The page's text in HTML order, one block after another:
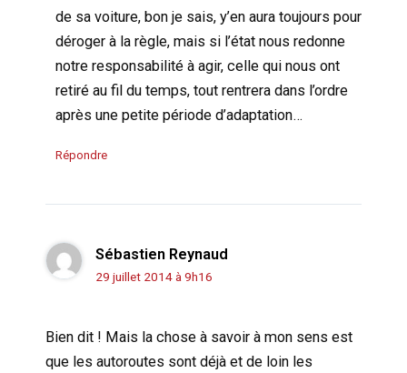
de sa voiture, bon je sais, y’en aura toujours pour
déroger à la règle, mais si l’état nous redonne
notre responsabilité à agir, celle qui nous ont
retiré au fil du temps, tout rentrera dans l’ordre
après une petite période d’adaptation…
Répondre
Sébastien Reynaud
29 juillet 2014 à 9h16
Bien dit ! Mais la chose à savoir à mon sens est
que les autoroutes sont déjà et de loin les